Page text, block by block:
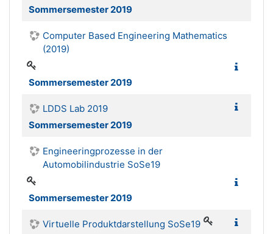
Sommersemester 2019
Computer Based Engineering Mathematics
(2019)
Sommersemester 2019
LDDS Lab 2019
Sommersemester 2019
Engineeringprozesse in der
Automobilindustrie SoSe19
Sommersemester 2019
Virtuelle Produktdarstellung SoSe19